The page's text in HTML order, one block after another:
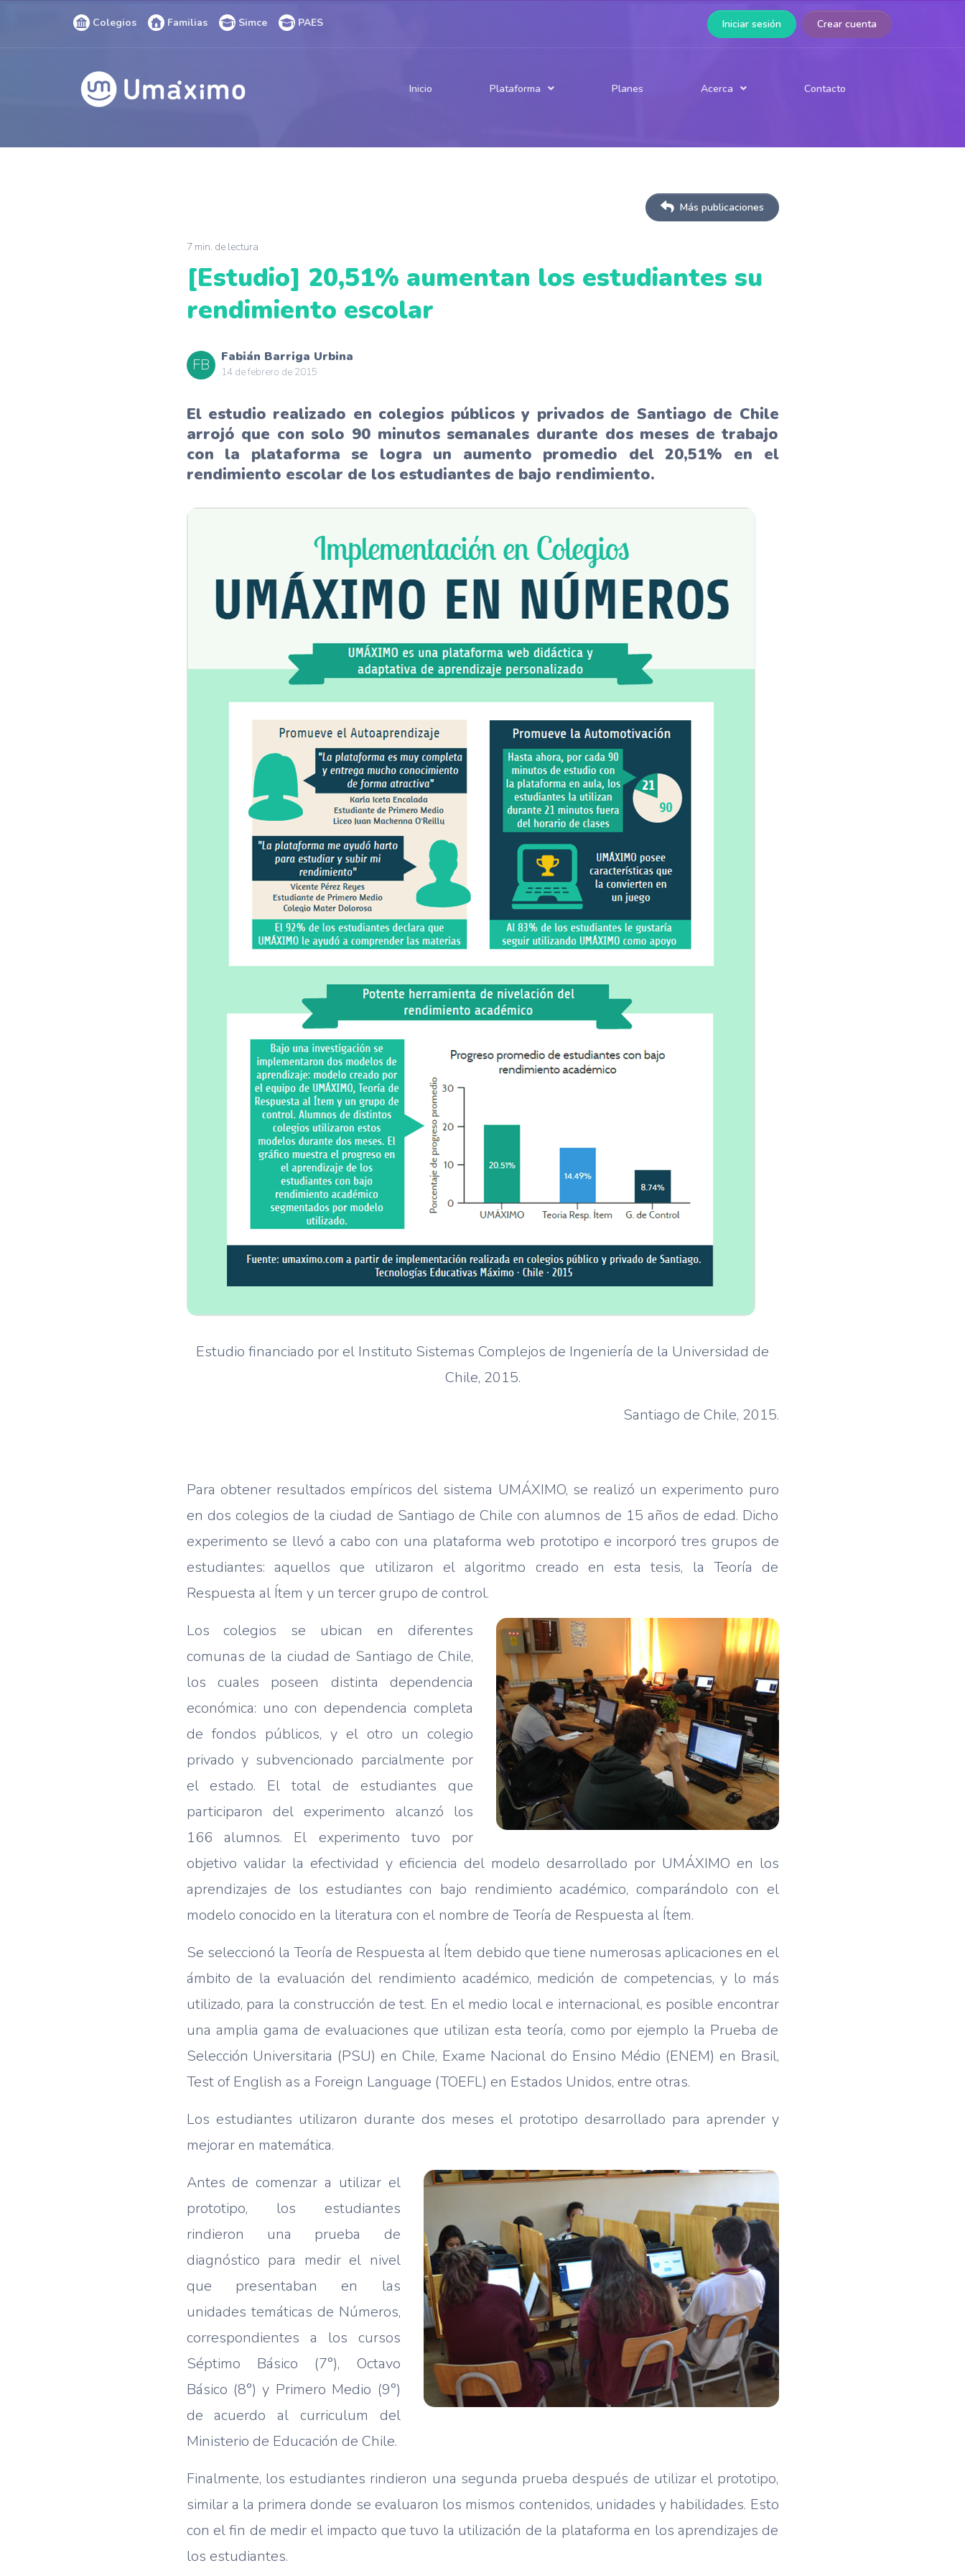
Colegios Familias Simce PAES Iniciar sesión Crear cuenta
Inicio Plataforma
Historia y Cs. Sociales
EVALUACIONES
Planes Acerca Contacto
Más publicaciones
7 min. de lectura
[Estudio] 20,51% aumentan los estudiantes su
rendimiento escolar
FB Fabián Barriga Urbina
14 de febrero de 2015
El estudio realizado en colegios públicos y privados de Santiago de Chile
arrojó que con solo 90 minutos semanales durante dos meses de trabajo
con la plataforma se logra un aumento promedio del 20,51% en el
rendimiento escolar de los estudiantes de bajo rendimiento.
Estudio financiado por el Instituto Sistemas Complejos de Ingeniería de la Universidad de
Chile, 2015.
Santiago de Chile, 2015.
Para obtener resultados empíricos del sistema UMÁXIMO, se realizó un experimento puro
en dos colegios de la ciudad de Santiago de Chile con alumnos de 15 años de edad. Dicho
experimento se llevó a cabo con una plataforma web prototipo e incorporó tres grupos de
estudiantes: aquellos que utilizaron el algoritmo creado en esta tesis, la Teoría de
Respuesta al Ítem y un tercer grupo de control.
Los colegios se ubican en diferentes
comunas de la ciudad de Santiago de Chile,
los cuales poseen distinta dependencia
económica: uno con dependencia completa
de fondos públicos, y el otro un colegio
privado y subvencionado parcialmente por
el estado. El total de estudiantes que
participaron del experimento alcanzó los
166 alumnos. El experimento tuvo por
objetivo validar la efectividad y eficiencia del modelo desarrollado por UMÁXIMO en los
aprendizajes de los estudiantes con bajo rendimiento académico, comparándolo con el
modelo conocido en la literatura con el nombre de Teoría de Respuesta al Ítem.
Se seleccionó la Teoría de Respuesta al Ítem debido que tiene numerosas aplicaciones en el
ámbito de la evaluación del rendimiento académico, medición de competencias, y lo más
utilizado, para la construcción de test. En el medio local e internacional, es posible encontrar
una amplia gama de evaluaciones que utilizan esta teoría, como por ejemplo la Prueba de
Selección Universitaria (PSU) en Chile, Exame Nacional do Ensino Médio (ENEM) en Brasil,
Test of English as a Foreign Language (TOEFL) en Estados Unidos, entre otras.
Los estudiantes utilizaron durante dos meses el prototipo desarrollado para aprender y
mejorar en matemática.
Antes de comenzar a utilizar el
prototipo, los estudiantes
rindieron una prueba de
diagnóstico para medir el nivel
que presentaban en las
unidades temáticas de Números,
correspondientes a los cursos
Séptimo Básico (7°), Octavo
Básico (8°) y Primero Medio (9°)
de acuerdo al curriculum del
Ministerio de Educación de Chile.
Finalmente, los estudiantes rindieron una segunda prueba después de utilizar el prototipo,
similar a la primera donde se evaluaron los mismos contenidos, unidades y habilidades. Esto
con el fin de medir el impacto que tuvo la utilización de la plataforma en los aprendizajes de
los estudiantes.